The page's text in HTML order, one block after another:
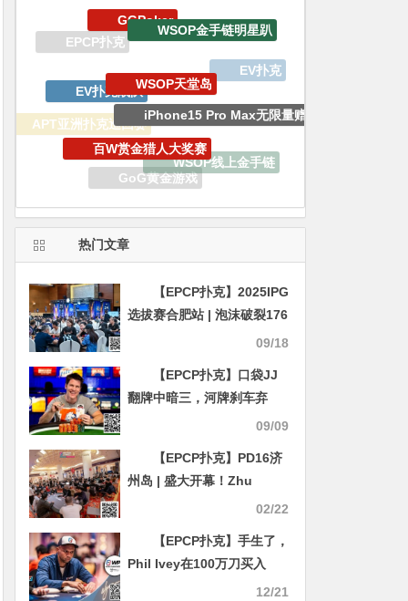
WSOP金手链
WSOP
APT亚洲扑克巡回赛
EV扑克战队
WSOP天堂岛
iPhone15 Pro Max无限量赠送
WSOP线上金手链
GoG黄金游戏
百W赏金猎人大奖赛
热门文章
【EPCP扑克】2025IPG
选拔赛合肥站 | 泡沫破裂176
人奖励圈大门敞开，王固越
09/18
【EPCP扑克】口袋JJ
翻牌中暗三，河牌刹车弃
09/09
【EPCP扑克】PD16济
州岛 | 盛大开幕！Zhu
Changmin、Anton Lu分别
02/22
【EPCP扑克】手生了，
Phil Ivey在100万刀买入
WPT一滴水豪客赛Day1出局
12/21